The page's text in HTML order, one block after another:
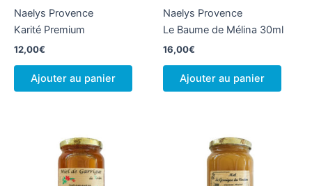
Naelys Provence
Karité Premium
12,00€
Ajouter au panier
Naelys Provence
Le Baume de Mélina 30ml
16,00€
Ajouter au panier